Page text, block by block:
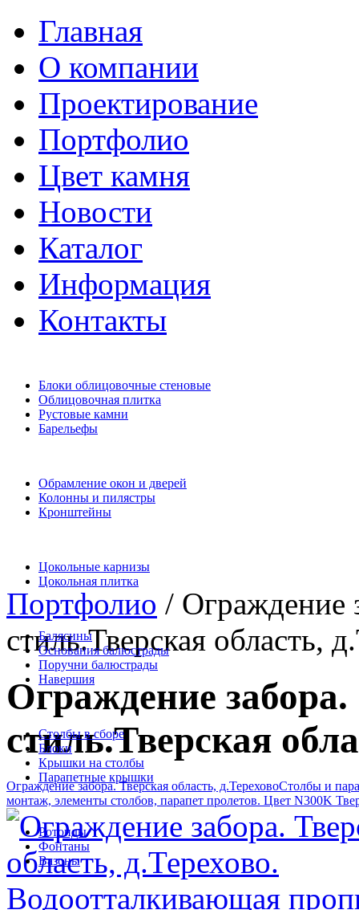
Главная
О компании
Проектирование
Портфолио
Цвет камня
Новости
Каталог
Информация
Контакты
Блоки облицовочные стеновые
Облицовочная плитка
Рустовые камни
Барельефы
Обрамление окон и дверей
Колонны и пилястры
Кронштейны
Цокольные карнизы
Цокольная плитка
Балясины
Основания балюстрады
Поручни балюстрады
Навершия
Столбы в сборе
Блоки
Крышки на столбы
Парапетные крышки
Ротонды
Фонтаны
Вазоны
Портфолио / Ограждение
стиль.Тверская область,
Ограждение
стиль.Тверская
Ограждение забора. Тверская область, д.ТереховоСтолбы и
монтаж, элементы столбов, парапет пролетов. Цвет N300K